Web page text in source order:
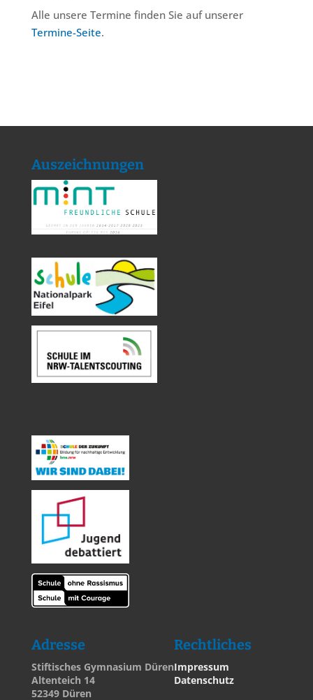
Alle unsere Termine finden Sie auf unserer
Termine-Seite.
Auszeichnungen
Adresse
Stiftisches Gymnasium Düren
Altenteich 14
52349 Düren
Rechtliches
Impressum
Datenschutz